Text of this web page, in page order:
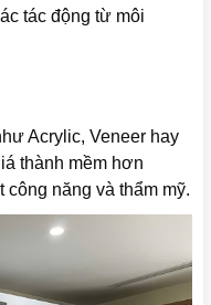
tác động từ môi
Acrylic, Veneer hay
thành mềm hơn
năng và thẩm mỹ.